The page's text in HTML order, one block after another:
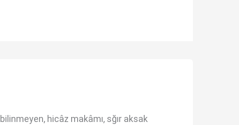
hicâz makâmı, sğır aksak